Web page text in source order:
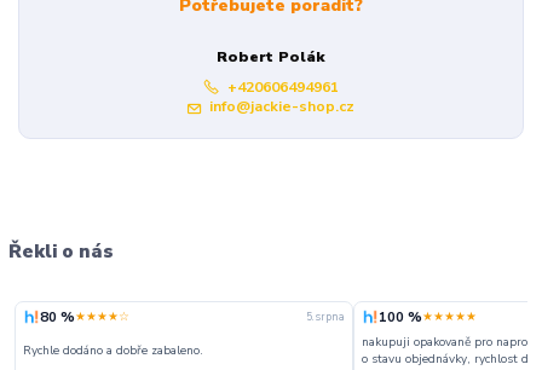
Potřebujete poradit?
Robert Polák
+420606494961
info@jackie-shop.cz
Řekli o nás
80 %★★★★☆ 5. srpna
Rychle dodáno a dobře zabaleno.
100 %★★★★★
nakupuji opakovaně pro
o stavu objednávky, rychlost